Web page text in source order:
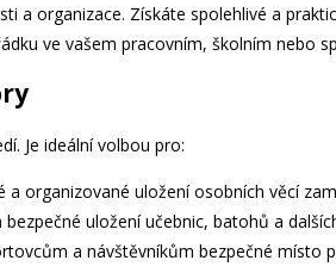
a organizace. Získáte spolehlivé a
ve vašem pracovním, školním nebo
Je ideální volbou pro:
a organizované uložení osobních věcí
uložení učebnic, batohů a
a návštěvníkům bezpečné místo